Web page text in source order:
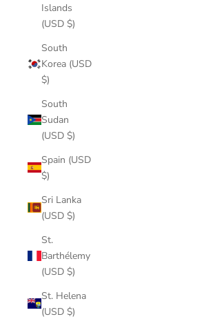
Islands
(USD $)
South
Korea (USD
$)
South
Sudan
(USD $)
Spain (USD
$)
Sri Lanka
(USD $)
St.
Barthélemy
(USD $)
St. Helena
(USD $)